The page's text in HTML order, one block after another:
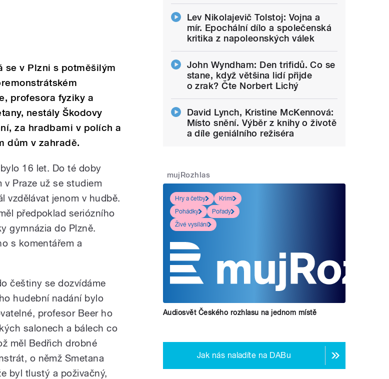
se v Plzni s potměšilým
profesora fyziky a
nestály Škodovy
za hradbami v polích a
dům v zahradě.
16 let. Do té doby
Praze už se studiem
vzdělávat jenom v hudbě.
předpoklad seriózního
gymnázia do Plzně.
s komentářem a
češtiny se dozvídáme
hudební nadání bylo
profesor Beer ho
salonech a bálech co
měl Bedřich drobné
o němž Smetana
byl tlustý a poživačný,
Lev Nikolajevič Tolstoj: Vojna a
mír. Epochální dílo a společenská
kritika z napoleonských válek
John Wyndham: Den trifidů. Co se
stane, když většina lidí přijde
o zrak? Čte Norbert Lichý
David Lynch, Kristine McKennová:
Místo snění. Výběr z knihy o životě
a díle geniálního režiséra
mujRozhlas
Hry a četby
Krimi
Pohádky
Pořady
Živé vysílání
Audiosvět Českého rozhlasu na jednom místě
Jak nás naladíte na DABu